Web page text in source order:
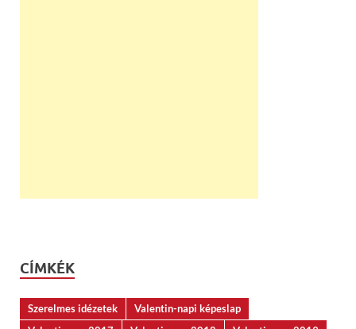
CÍMKÉK
Szerelmes idézetek
Valentin-napi képeslap